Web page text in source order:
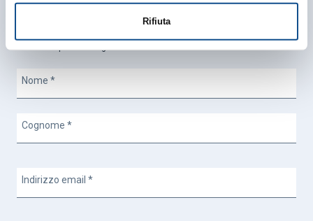
Rifiuta
Vuoi ricevere aggiornamenti sulle iniziative, i nuovi servizi, le
Nome *
Cognome *
Indirizzo email *